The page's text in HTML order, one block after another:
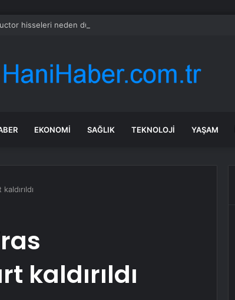
hisseleri neden düşüyor?
EKONOMI SAĞLIK TEKNOLOJI YAŞAM
kaldırıldı